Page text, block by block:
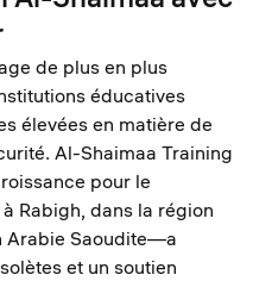
de plus en plus
éducatives
élevées en matière de
Al-Shaimaa Training
pour le
Rabigh, dans la région
Arabie Saoudite—a
et un soutien